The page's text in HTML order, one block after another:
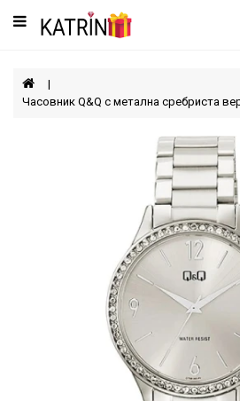
Категории
МЪЖЕ
Часовник Q&Q с метална сребриста